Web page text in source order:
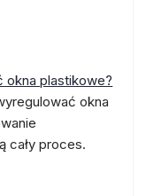
okna plastikowe?
okna
cały proces.